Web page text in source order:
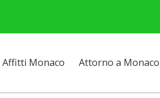
Affitti Monaco Attorno a Monaco